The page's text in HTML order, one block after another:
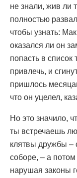
не знали, жив ли
полностью
чтобы узнать:
оказался ли он
попасть в список
привлечь, и
пришлось
что он уцелел,
Но это значило,
ты встречаешь
клятвы дружбы –
соборе, – а
нарушая законы